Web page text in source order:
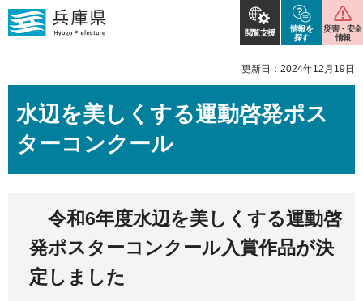
閲覧支援
情報を
探す
災害・安全
情報
更新日：2024年12月19日
水辺を美しくする運動啓発ポス
ターコンクール
令和6年度水辺を美しくする運動啓
発ポスターコンクール入賞作品が決
定しました